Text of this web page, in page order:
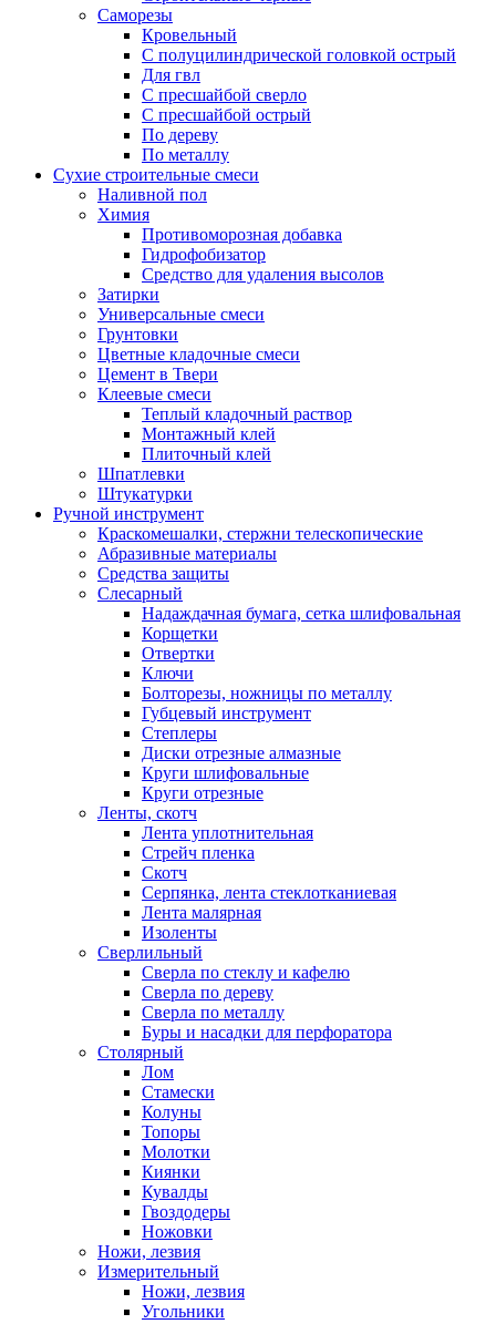
Саморезы
Кровельный
С полуцилиндрической головкой острый
Для гвл
С пресшайбой сверло
С пресшайбой острый
По дереву
По металлу
Сухие строительные смеси
Наливной пол
Химия
Противоморозная добавка
Гидрофобизатор
Средство для удаления высолов
Затирки
Универсальные смеси
Грунтовки
Цветные кладочные смеси
Цемент в Твери
Клеевые смеси
Теплый кладочный раствор
Монтажный клей
Плиточный клей
Шпатлевки
Штукатурки
Ручной инструмент
Краскомешалки, стержни телескопические
Абразивные материалы
Средства защиты
Слесарный
Надаждачная бумага, сетка шлифовальная
Корщетки
Отвертки
Ключи
Болторезы, ножницы по металлу
Губцевый инструмент
Степлеры
Диски отрезные алмазные
Круги шлифовальные
Круги отрезные
Ленты, скотч
Лента уплотнительная
Стрейч пленка
Скотч
Серпянка, лента стеклотканиевая
Лента малярная
Изоленты
Сверлильный
Сверла по стеклу и кафелю
Сверла по дереву
Сверла по металлу
Буры и насадки для перфоратора
Столярный
Лом
Стамески
Колуны
Топоры
Молотки
Киянки
Кувалды
Гвоздодеры
Ножовки
Ножи, лезвия
Измерительный
Ножи, лезвия
Угольники